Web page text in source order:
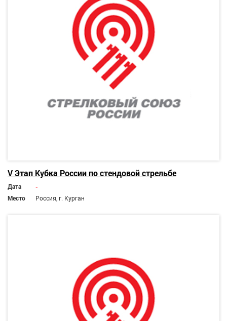
V Этап Кубка России по стендовой стрельбе
Дата
-
Место
Россия, г. Курган